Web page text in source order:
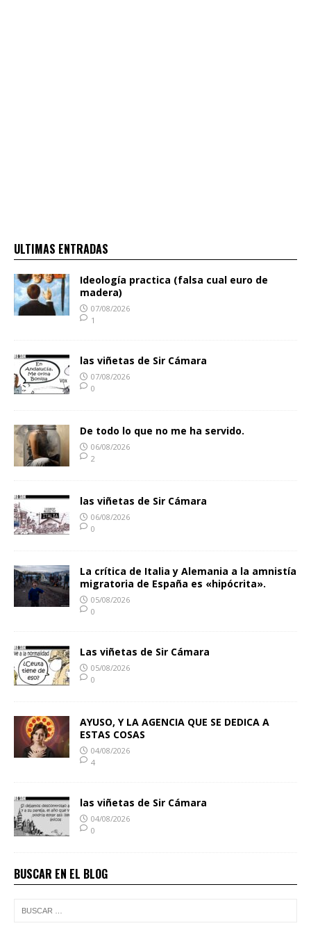
ULTIMAS ENTRADAS
Ideología practica (falsa cual euro de
madera)
07/08/2026
1
las viñetas de Sir Cámara
07/08/2026
0
De todo lo que no me ha servido.
06/08/2026
2
las viñetas de Sir Cámara
06/08/2026
0
La crítica de Italia y Alemania a la amnistía
migratoria de España es «hipócrita».
05/08/2026
0
Las viñetas de Sir Cámara
05/08/2026
0
AYUSO, Y LA AGENCIA QUE SE DEDICA A
ESTAS COSAS
04/08/2026
4
las viñetas de Sir Cámara
04/08/2026
0
BUSCAR EN EL BLOG